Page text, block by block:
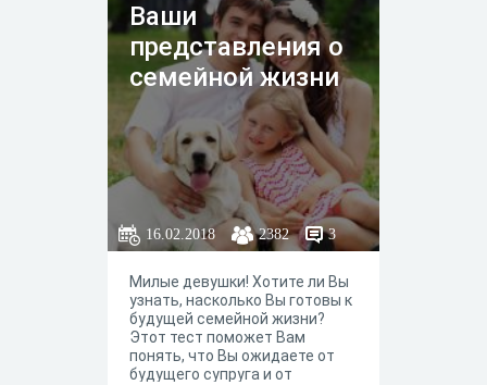
Ваши
представления о
семейной жизни
16.02.2018 2382 3
Милые девушки! Хотите ли Вы
узнать, насколько Вы готовы к
будущей семейной жизни?
Этот тест поможет Вам
понять, что Вы ожидаете от
будущего супруга и от